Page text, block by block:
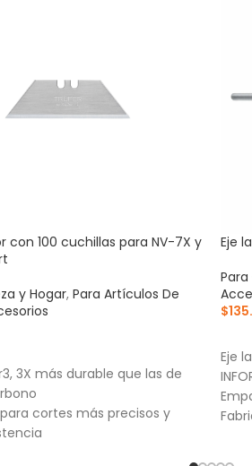
con 100 cuchillas para NV-7X y
y Hogar, Para Artículos De
3X más durable que las de
cortes más precisos y
Eje
$
Eje